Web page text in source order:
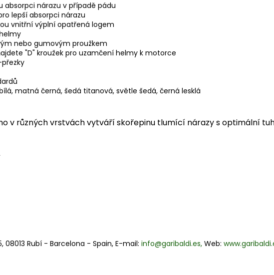
absorpci nárazu v případě pádu
lepší absorpci nárazu
vnitřní výplní opatřená logem
nebo gumovým proužkem
"D" kroužek pro uzamčení helmy k motorce
matná černá, šedá titanová, světle šedá, černá lesklá
v různých vrstvách vytváří skořepinu tlumící nárazy s optimální
08013 Rubí - Barcelona - Spain, E-mail: info@garibaldi.es, Web: